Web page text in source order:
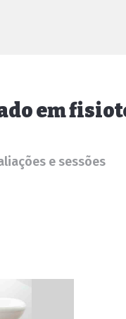
em
e sessões